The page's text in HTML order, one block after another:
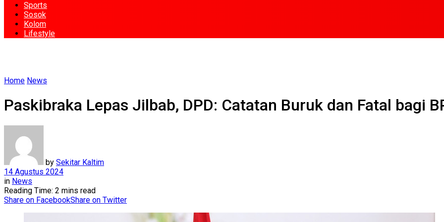
Sports
Sosok
Kolom
Lifestyle
Home News
Paskibraka Lepas Jilbab, DPD: Catatan Buruk dan Fatal bagi
by Sekitar Kaltim
14 Agustus 2024
in News
Reading Time: 2 mins read
Share on FacebookShare on Twitter